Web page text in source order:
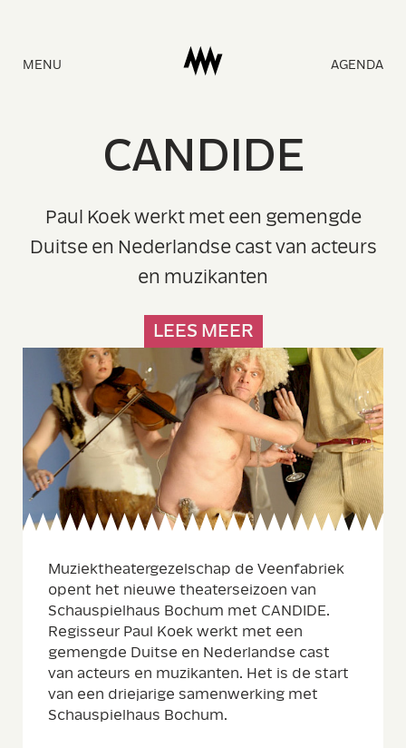
MENU
Naar
AGENDA
CANDIDE
Paul Koek werkt met een gemengde
Duitse en Nederlandse cast van acteurs
en muzikanten
LEES MEER
Muziektheatergezelschap de Veenfabriek
opent het nieuwe theaterseizoen van
Schauspielhaus Bochum met CANDIDE.
Regisseur Paul Koek werkt met een
gemengde Duitse en Nederlandse cast
van acteurs en muzikanten. Het is de start
van een driejarige samenwerking met
Schauspielhaus Bochum.